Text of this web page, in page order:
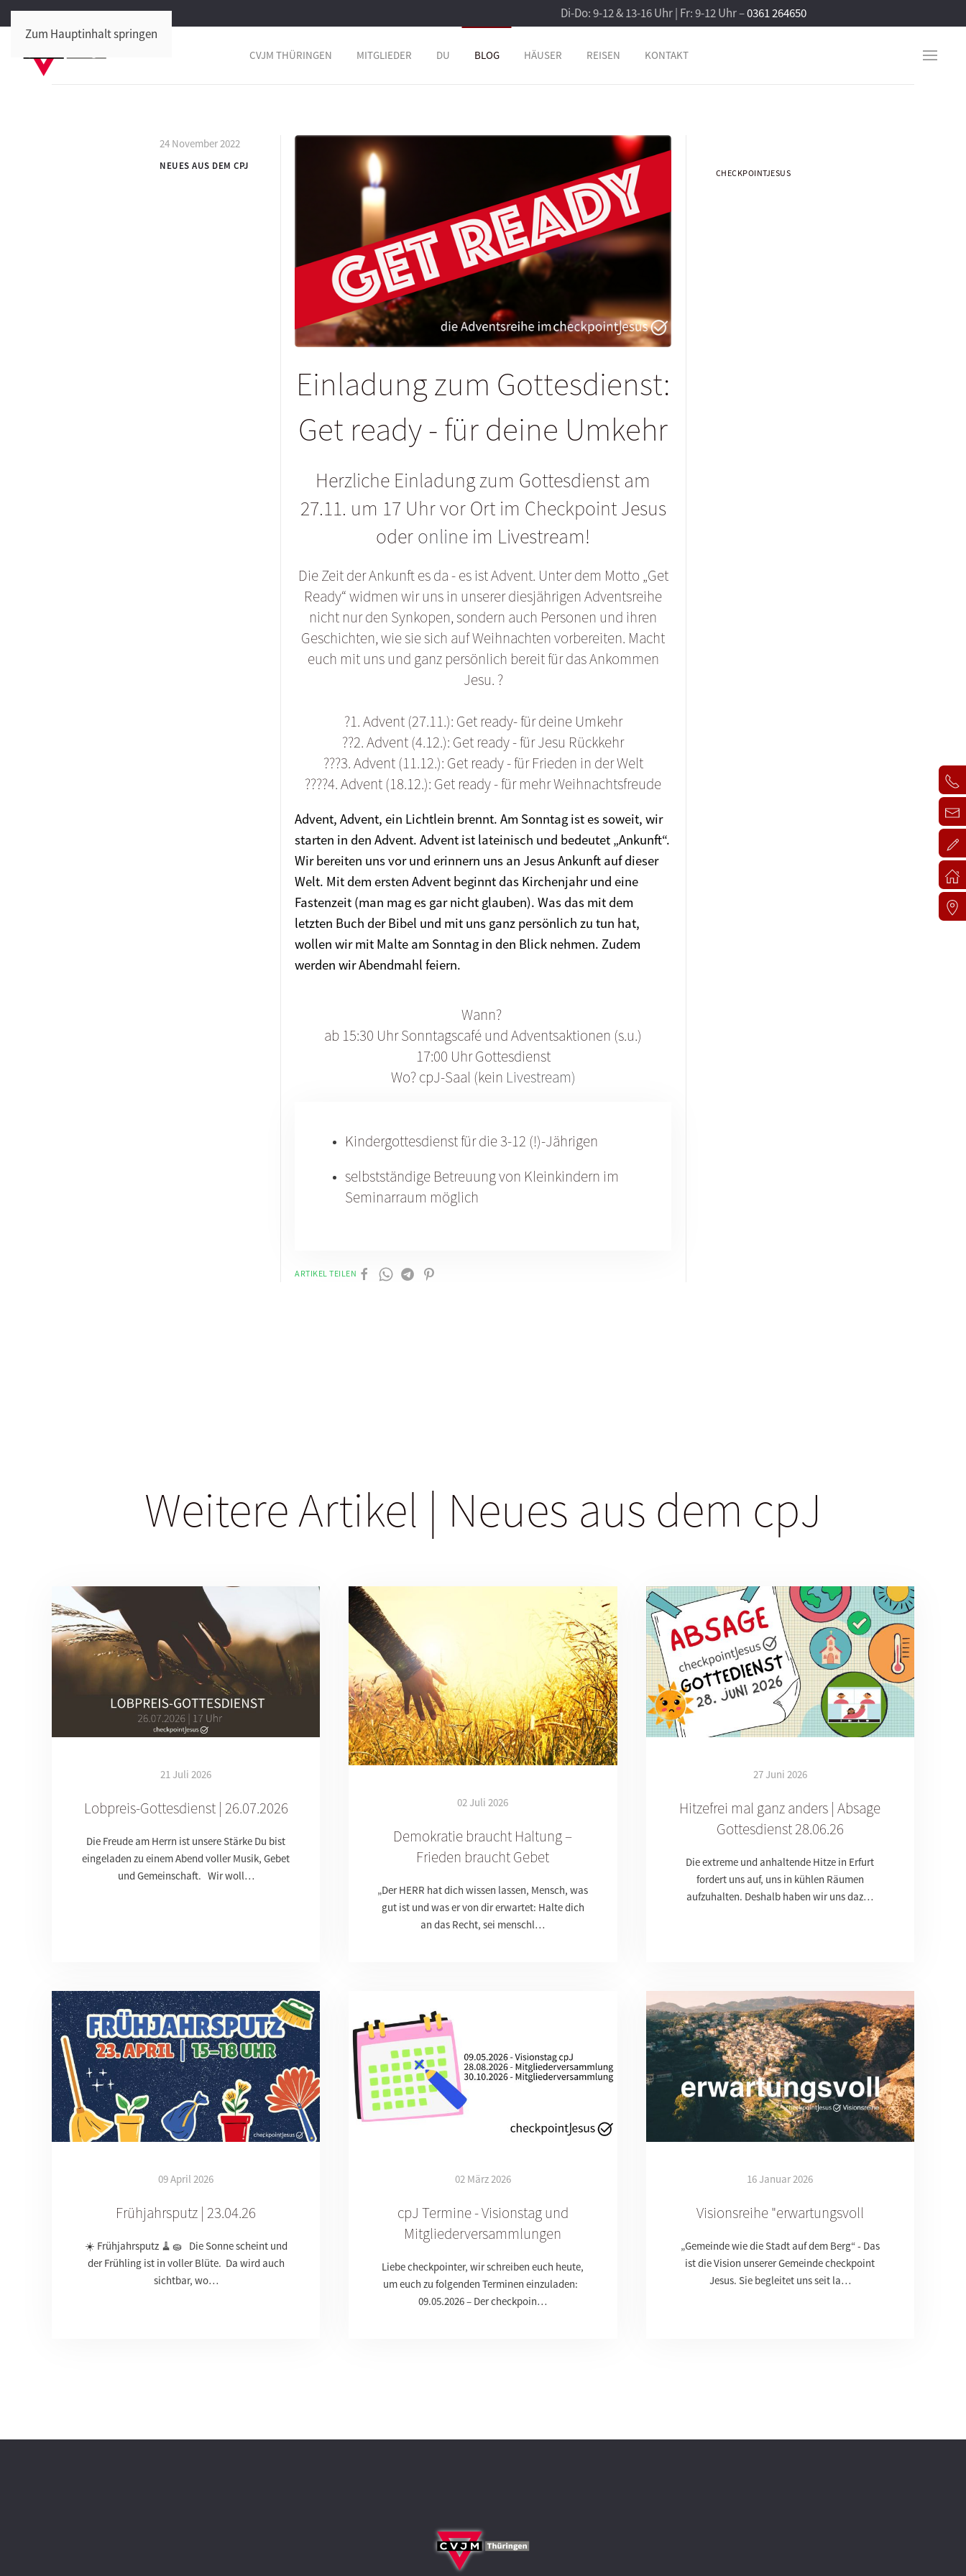
Zum Hauptinhalt springen
Di-Do: 9-12 & 13-16 Uhr | Fr: 9-12 Uhr –0361 264650
CVJM THÜRINGEN MITGLIEDER DU BLOG HÄUSER REISEN KONTAKT
24 November 2022
NEUES AUS DEM CPJ
Einladung zum Gottesdienst:
Get ready - für deine Umkehr
Herzliche Einladung zum Gottesdienst am
27.11. um 17 Uhr vor Ort im Checkpoint Jesus
oderonline im Livestream!
Die Zeit der Ankunft es da - es ist Advent. Unter dem Motto „Get
Ready“ widmen wir uns in unserer diesjährigen Adventsreihe
nicht nur den Synkopen, sondern auch Personen und ihren
Geschichten, wie sie sich auf Weihnachten vorbereiten. Macht
euch mit uns und ganz persönlich bereit für das Ankommen
Jesu. ?
?️1. Advent (27.11.): Get ready- für deine Umkehr
?️?️2. Advent (4.12.): Get ready - für Jesu Rückkehr
?️?️?️3. Advent (11.12.): Get ready - für Frieden in der Welt
?️?️?️?️4. Advent (18.12.): Get ready - für mehr Weihnachtsfreude
Advent, Advent, ein Lichtlein brennt. Am Sonntag ist es soweit, wir
starten in den Advent. Advent ist lateinisch und bedeutet „Ankunft“.
Wir bereiten uns vor und erinnern uns an Jesus Ankunft auf dieser
Welt. Mit dem ersten Advent beginnt das Kirchenjahr und eine
Fastenzeit (man mag es gar nicht glauben). Was das mit dem
letzten Buch der Bibel und mit uns ganz persönlich zu tun hat,
wollen wir mit Malte am Sonntag in den Blick nehmen. Zudem
werden wir Abendmahl feiern.
Wann?
ab15:30 UhrSonntagscafé und Adventsaktionen (s.u.)
17:00 UhrGottesdienst
Wo?cpJ-Saal (kein Livestream)
Kindergottesdienst für die 3-12 (!)-Jährigen
selbstständige Betreuung von Kleinkindern im
Seminarraum möglich
ARTIKEL TEILEN
CHECKPOINTJESUS
Weitere Artikel | Neues aus dem cpJ
21 Juli 2026
Lobpreis-Gottesdienst | 26.07.2026
Die Freude am Herrn ist unsere Stärke Du bist
eingeladen zu einem Abend voller Musik, Gebet
und Gemeinschaft. Wir woll…
02 Juli 2026
Demokratie braucht Haltung –
Frieden braucht Gebet
„Der HERR hat dich wissen lassen, Mensch, was
gut ist und was er von dir erwartet: Halte dich
an das Recht, sei menschl…
27 Juni 2026
Hitzefrei mal ganz anders | Absage
Gottesdienst 28.06.26
Die extreme und anhaltende Hitze in Erfurt
fordert uns auf, uns in kühlen Räumen
aufzuhalten. Deshalb haben wir uns daz…
09 April 2026
Frühjahrsputz | 23.04.26
☀️ Frühjahrsputz 🧹🧽 Die Sonne scheint und
der Frühling ist in voller Blüte. Da wird auch
sichtbar, wo…
02 März 2026
cpJ Termine - Visionstag und
Mitgliederversammlungen
Liebe checkpointer, wir schreiben euch heute,
um euch zu folgenden Terminen einzuladen:
09.05.2026 – Der checkpoin…
16 Januar 2026
Visionsreihe "erwartungsvoll
„Gemeinde wie die Stadt auf dem Berg“ - Das
ist die Vision unserer Gemeinde checkpoint
Jesus. Sie begleitet uns seit la…